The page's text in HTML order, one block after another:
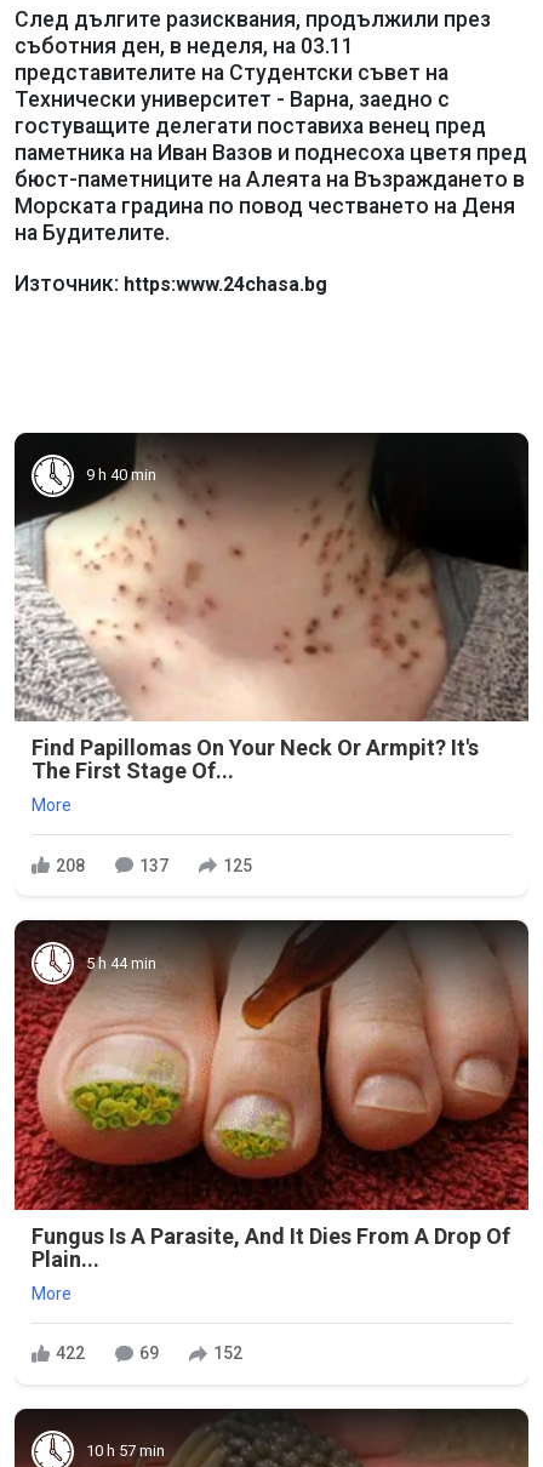
След дългите разисквания, продължили през
съботния ден, в неделя, на 03.11
представителите на Студентски съвет на
Технически университет - Варна, заедно с
гостуващите делегати поставиха венец пред
паметника на Иван Вазов и поднесоха цветя пред
бюст-паметниците на Алеята на Възраждането в
Морската градина по повод честването на Деня
на Будителите.
Източник: https:www.24chasa.bg
9 h 40 min
Find Papillomas On Your Neck Or Armpit? It's
The First Stage Of...
More
208 137 125
5 h 44 min
Fungus Is A Parasite, And It Dies From A Drop Of
Plain...
More
422 69 152
10 h 57 min